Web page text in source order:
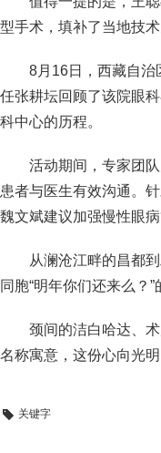
型手术，填补了当地技术
8月16日，西藏自治
任张耕坛回顾了该院眼
科中心的历程。
活动期间，专家团
患者与医生有效沟通。
魏文斌建议加强慢性眼
从澜沧江畔的昌都
同胞“明年你们还来么？
颈间的洁白哈达、
名称寓意，这份心向光
关键字